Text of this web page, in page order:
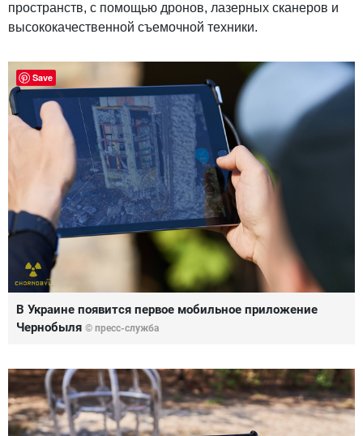
пространств, с помощью дронов, лазерных сканеров и
высококачественной съемочной техники.
В Украине появится первое мобильное приложение
Чернобыля © пресс-служба
Save